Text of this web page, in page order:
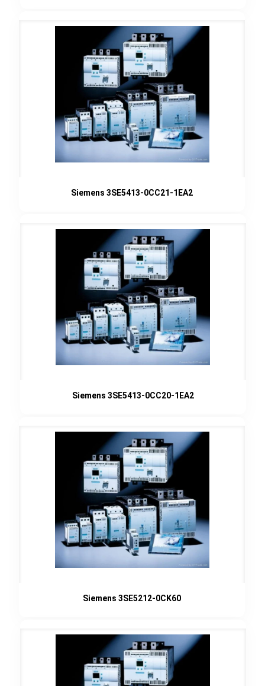
Siemens 3SE5413-0CC21-1EA2
Siemens 3SE5413-0CC20-1EA2
Siemens 3SE5212-0CK60